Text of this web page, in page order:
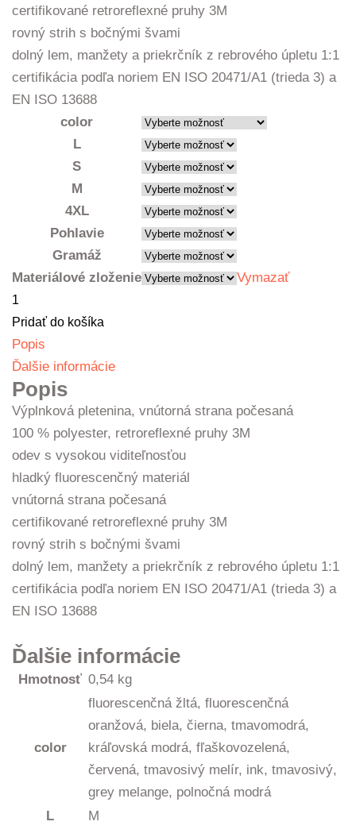
54,63 €
certifikované retroreflexné pruhy 3M
rovný strih s bočnými švami
dolný lem, manžety a priekrčník z rebrového úpletu 1:1
certifikácia podľa noriem EN ISO 20471/A1 (trieda 3) a
EN ISO 13688
color
L
S
M
4XL
Pohlavie
Gramáž
Materiálové zloženie
Vymazať
množstvo
Mikina
unisex
Pridať do košíka
Popis
Ďalšie informácie
Popis
Výplnková pletenina, vnútorná strana počesaná
100 % polyester, retroreflexné pruhy 3M
odev s vysokou viditeľnosťou
hladký fluorescenčný materiál
vnútorná strana počesaná
certifikované retroreflexné pruhy 3M
rovný strih s bočnými švami
dolný lem, manžety a priekrčník z rebrového úpletu 1:1
certifikácia podľa noriem EN ISO 20471/A1 (trieda 3) a
EN ISO 13688
Ďalšie informácie
Hmotnosť 0,54 kg
color
fluorescenčná žltá, fluorescenčná
oranžová, biela, čierna, tmavomodrá,
kráľovská modrá, fľaškovozelená,
červená, tmavosivý melír, ink, tmavosivý,
grey melange, polnočná modrá
L
M